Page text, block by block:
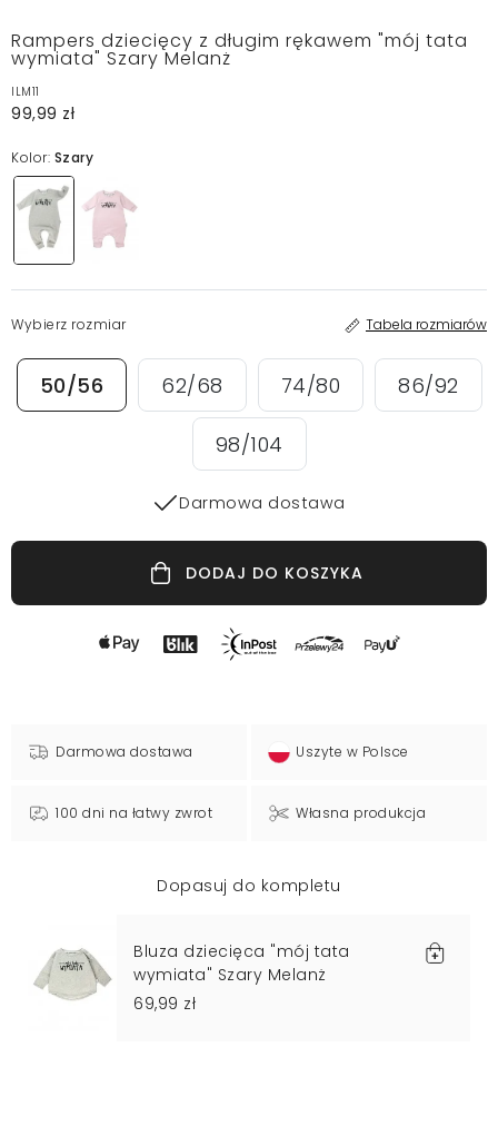
Rampers dziecięcy z długim rękawem "mój tata
wymiata" Szary Melanż
ILM11
99,99 zł
Kolor: Szary
Wybierz rozmiar Tabela rozmiarów
50/56 62/68 74/80 86/92
98/104
Darmowa dostawa
DODAJ DO KOSZYKA
Darmowa dostawa Uszyte w Polsce
100 dni na łatwy zwrot Własna produkcja
Dopasuj do kompletu
Bluza dziecięca "mój tata
wymiata" Szary Melanż
69,99 zł